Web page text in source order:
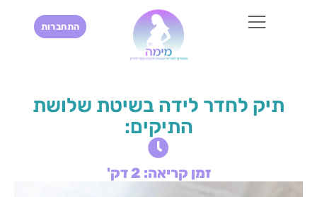
התחברות
תיק לחדר לידה בשיטת שלושת
התיקים:
זמן קריאה: 2 דק'